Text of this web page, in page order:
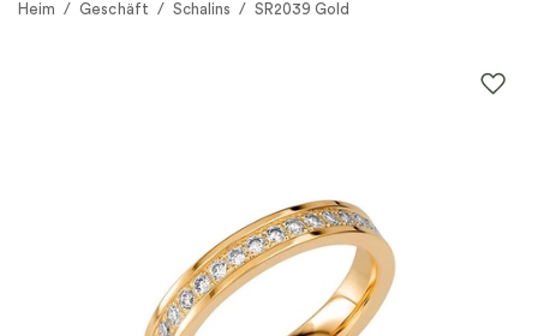
Heim / Geschäft / Schalins / SR2039 Gold